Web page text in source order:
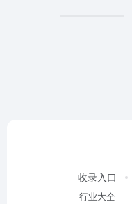
收录入口
行业大全